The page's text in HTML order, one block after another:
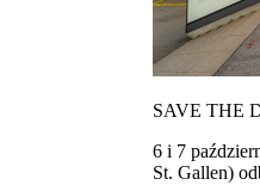
SAVE THE
6 i 7
St. Gallen)